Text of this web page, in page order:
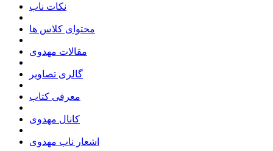
نکات ناب
محتوای کلاس ها
مقالات مهدوی
گالری تصاویر
معرفی کتاب
کانال مهدوی
اشعار ناب مهدوی